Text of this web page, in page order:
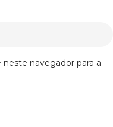
navegador para a